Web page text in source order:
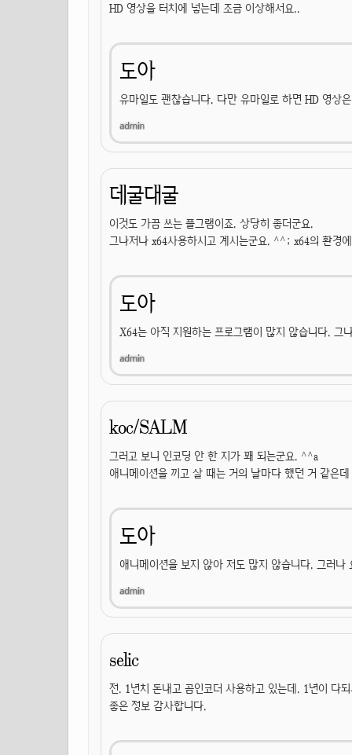
HD 영상을 터치에 넣는데 조금 이상해서요..
도아
유마일도 괜찮습니다. 다만 유마일로 하면 HD 영상
데굴대굴
이것도 가끔 쓰는 플그램이죠. 상당히 좋더군요.
그나저나 x64사용하시고 계시는군요. ^^; x64의 환경
도아
X64는 아직 지원하는 프로그램이 많지 않습니다. 그
koc/SALM
그러고 보니 인코딩 안 한 지가 꽤 되는군요. ^^a
애니메이션을 끼고 살 때는 거의 날마다 했던 거 같은
도아
애니메이션을 보지 않아 저도 많지 않습니다. 그러나
selic
전. 1년치 돈내고 곰인코더 사용하고 있는데. 1년이 다
좋은 정보 감사합니다.